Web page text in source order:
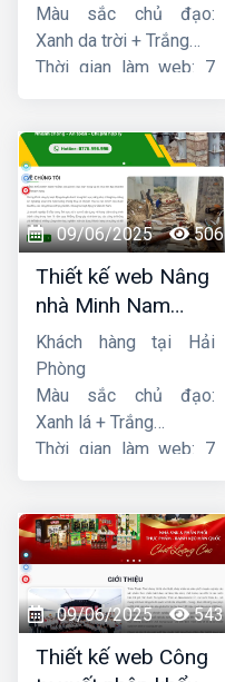
Màu sắc chủ đạo:
Xanh da trời + Trắng
Thời gian làm web: 7
09/06/2025 506
Thiết kế web Nâng
nhà Minh Nam
Hoàng
Khách hàng tại Hải
Phòng
Màu sắc chủ đạo:
Xanh lá + Trắng
Thời gian làm web: 7
09/06/2025 543
Thiết kế web Công